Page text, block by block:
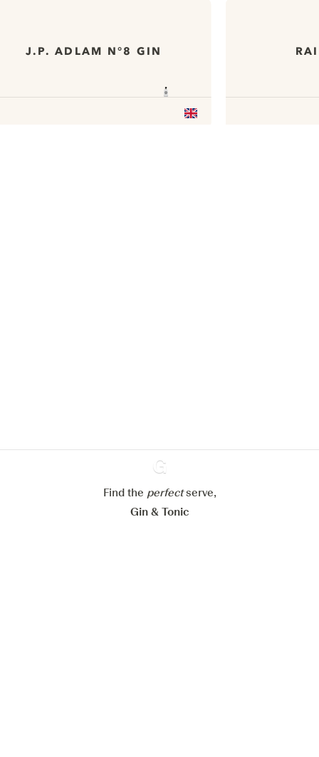
J.P. ADLAM N°8 GIN
Ginventory
Find the perfectserve,
Gin & Tonic
Refuser tout Accepter tout